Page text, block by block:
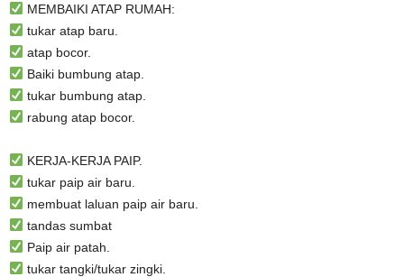
MEMBAIKI ATAP RUMAH:
tukar atap baru.
atap bocor.
Baiki bumbung atap.
tukar bumbung atap.
rabung atap bocor.
KERJA-KERJA PAIP.
tukar paip air baru.
membuat laluan paip air baru.
tandas sumbat
Paip air patah.
tukar tangki/tukar zingki.